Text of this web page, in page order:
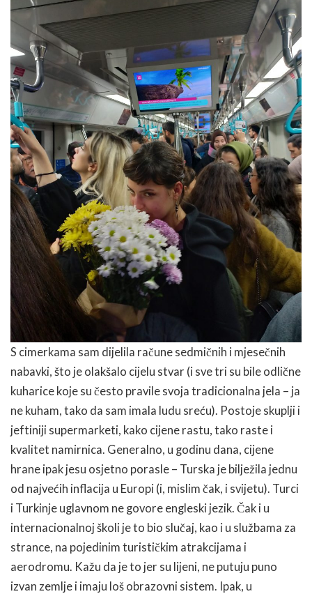
S cimerkama sam dijelila račune sedmičnih i mjesečnih
nabavki, što je olakšalo cijelu stvar (i sve tri su bile odlične
kuharice koje su često pravile svoja tradicionalna jela – ja
ne kuham, tako da sam imala ludu sreću). Postoje skuplji i
jeftiniji supermarketi, kako cijene rastu, tako raste i
kvalitet namirnica. Generalno, u godinu dana, cijene
hrane ipak jesu osjetno porasle – Turska je bilježila jednu
od najvećih inflacija u Europi (i, mislim čak, i svijetu). Turci
i Turkinje uglavnom ne govore engleski jezik. Čak i u
internacionalnoj školi je to bio slučaj, kao i u službama za
strance, na pojedinim turističkim atrakcijama i
aerodromu. Kažu da je to jer su lijeni, ne putuju puno
izvan zemlje i imaju loš obrazovni sistem. Ipak, u